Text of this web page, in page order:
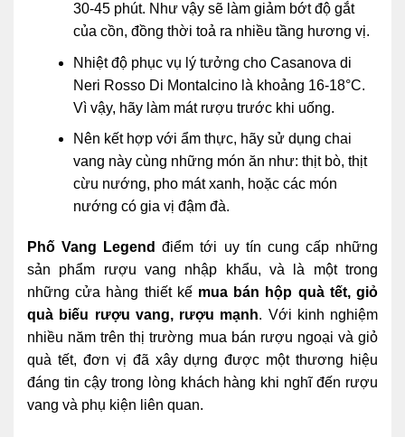
30-45 phút. Như vậy sẽ làm giảm bớt độ gắt
của cồn, đồng thời toả ra nhiều tầng hương vị.
Nhiệt độ phục vụ lý tưởng cho Casanova di
Neri Rosso Di Montalcino là khoảng 16-18°C.
Vì vậy, hãy làm mát rượu trước khi uống.
Nên kết hợp với ẩm thực, hãy sử dụng chai
vang này cùng những món ăn như: thịt bò, thịt
cừu nướng, pho mát xanh, hoặc các món
nướng có gia vị đậm đà.
Phố Vang Legend điểm tới uy tín cung cấp những
sản phẩm rượu vang nhập khẩu, và là một trong
những cửa hàng thiết kế mua bán hộp quà tết, giỏ
quà biếu rượu vang, rượu mạnh. Với kinh nghiệm
nhiều năm trên thị trường mua bán rượu ngoại và giỏ
quà tết, đơn vị đã xây dựng được một thương hiệu
đáng tin cậy trong lòng khách hàng khi nghĩ đến rượu
vang và phụ kiện liên quan.